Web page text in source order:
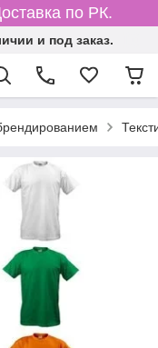
по РК.
и под заказ.